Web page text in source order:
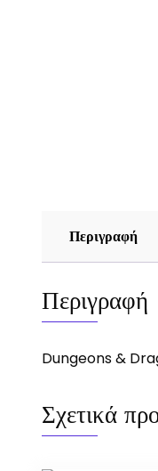
Περιγραφή
Περιγραφή
Dungeons &
Σχετικά